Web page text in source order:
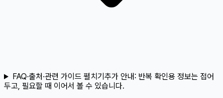
FAQ·출처·관련 가이드 펼치기추가 안내: 반복 확인용 정보는 접어
두고, 필요할 때 이어서 볼 수 있습니다.